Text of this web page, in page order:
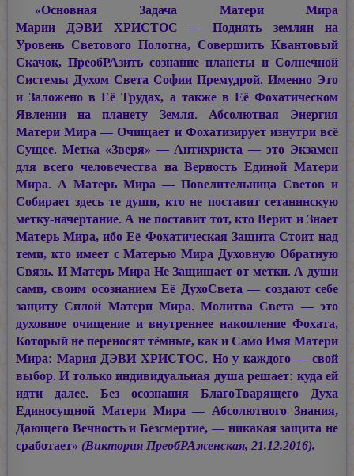
«Основная Задача Матери Мира
Марии ДЭВИ ХРИСТОС — Поднять землян на
Уровень Светового Полотна, Совершить Квантовый
Скачок, ПреобРАзить сознание планеты и Солнечной
Системы Духом Света Софии Премудрой. Именно Это
и Заложено в Её Трудах, а также в Её Фохатическом
Явлении на планету Земля. Абсолютная Энергия
Матери Мира — Очищает и Фохатизирует изнутри всё
Сущее. Метка «Зверя» — Антихриста — это Экзамен
для всего человечества на Верность Единой Матери
Мира. А Матерь Мира — Повелительница Светов и
Собирает здесь те души, кто не поставит сетанинскую
метку-начертание. А не поставит тот, кто Верит и Знает
Матерь Мира, ибо Её Фохатическая Защита Стоит над
теми, кто имеет с Матерью Мира Духовную Обратную
Связь. И Матерь Мира Не Защищает от метки. А души
сами, своим осознанием Её ДухоСвета — создают себе
защиту Силой Матери Мира. Молитва Света — это
духовное очищение и внутреннее накопление Фохата,
Который не переносят тёмные, как и Само Имя Матери
Мира: Мария ДЭВИ ХРИСТОС. Но у каждого — свой
выбор. И только индивидуальная душа решает: куда ей
идти далее. Без осознания БлагоТварящего Духа
Единосущной Матери Мира — Абсолютного Знания,
Дающего Вечность и Безсмертие, — никакая защита не
сработает» (Виктория ПреобРАженская, 21.12.2016).